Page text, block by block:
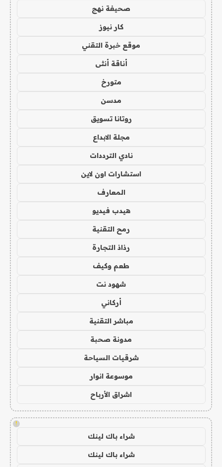
صحيفة نهج
كار نيوز
موقع خبرة التقني
أناقة أنثى
متورخ
مدسن
روتانا تسويق
مجلة الابداع
نادي الترددات
استشارات اون لاين
المعارف
هيدب فيديو
رمح التقنية
رذاذ التجارة
طعم وكيف
شهود نت
أركاني
مباشر التقنية
مدونة صحبة
شرقيات السياحة
موسوعة انوار
اشراق الأرباح
!
شراء باك لينك
شراء باك لينك